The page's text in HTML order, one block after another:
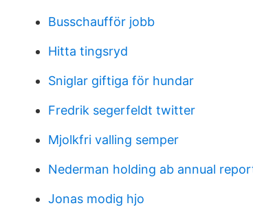
Busschaufför jobb
Hitta tingsryd
Sniglar giftiga för hundar
Fredrik segerfeldt twitter
Mjolkfri valling semper
Nederman holding ab annual
Jonas modig hjo